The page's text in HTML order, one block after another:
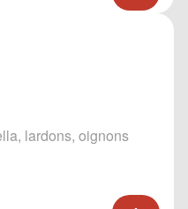
lardons, oignons